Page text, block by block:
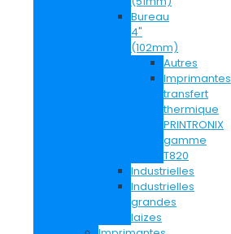
Bureau
4"
(102mm)
Autres
Imprimantes
transfert
thermique
PRINTRONIX
gamme
T820
Industrielles
Industrielles
grandes
laizes